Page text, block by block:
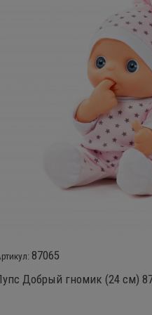
87065
Добрый гномик (24 см)